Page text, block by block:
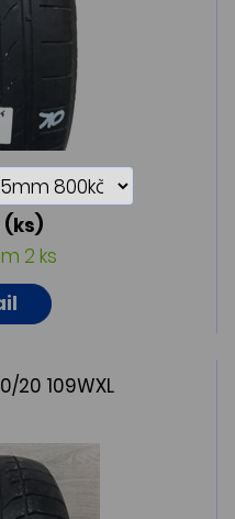
(ks)
2 ks
20 109WXL